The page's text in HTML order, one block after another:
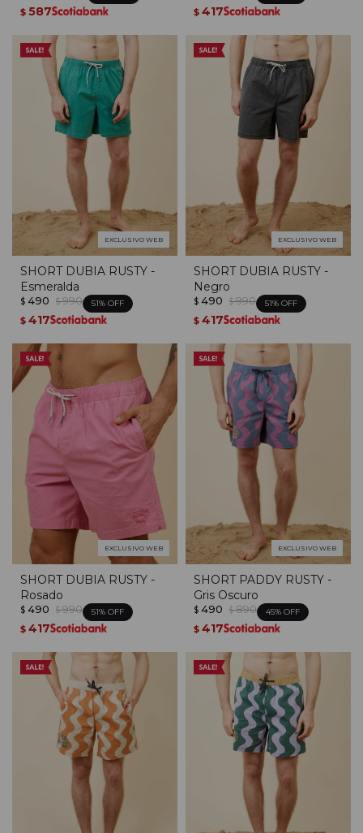
$ 587 $ 417
EXCLUSIVO WEB
SHORT DUBIA RUSTY -
Esmeralda
$ 490 $ 990 51
$ 417
EXCLUSIVO WEB
SHORT DUBIA RUSTY -
Negro
$ 490 $ 990 51
$ 417
EXCLUSIVO WEB
SHORT DUBIA RUSTY -
Rosado
$ 490 $ 990 51
$ 417
EXCLUSIVO WEB
SHORT PADDY RUSTY -
Gris Oscuro
$ 490 $ 890 45
$ 417